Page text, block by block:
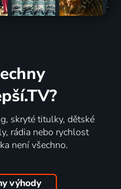
skryté titulky, dětské
rádia nebo rychlost
není všechno.
výhody